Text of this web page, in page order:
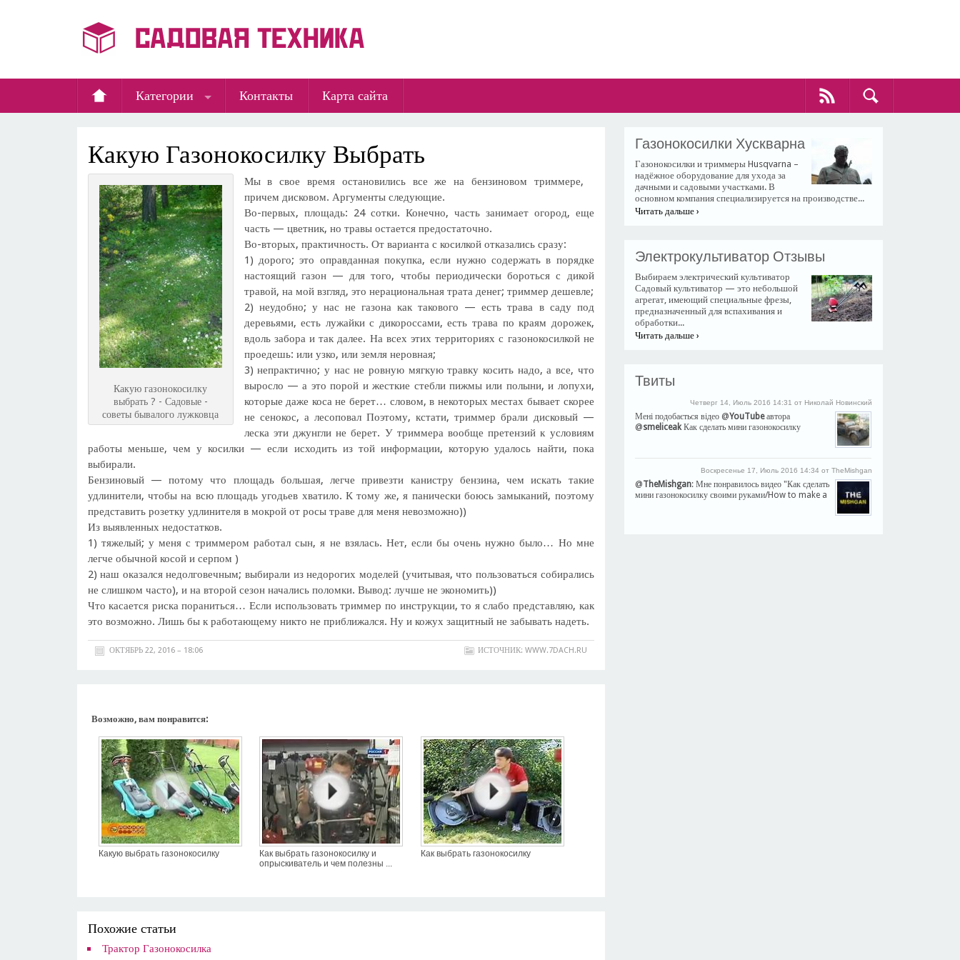
Категории Контакты Карта сайта
Какую Газонокосилку Выбрать
Какую газонокосилку
выбрать ? - Садовые -
советы бывалого лужковца
Мы в свое время остановились все же на бензиновом триммере,
причем дисковом. Аргументы следующие.
Во-первых, площадь: 24 сотки. Конечно, часть занимает огород, еще
часть — цветник, но травы остается предостаточно.
Во-вторых, практичность. От варианта с косилкой отказались сразу:
1) дорого; это оправданная покупка, если нужно содержать в порядке
настоящий газон — для того, чтобы периодически бороться с дикой
травой, на мой взгляд, это нерациональная трата денег; триммер дешевле;
2) неудобно; у нас не газона как такового — есть трава в саду под
деревьями, есть лужайки с дикороссами, есть трава по краям дорожек,
вдоль забора и так далее. На всех этих территориях с газонокосилкой не
проедешь: или узко, или земля неровная;
3) непрактично; у нас не ровную мягкую травку косить надо, а все, что
выросло — а это порой и жесткие стебли пижмы или полыни, и лопухи,
которые даже коса не берет… словом, в некоторых местах бывает скорее
не сенокос, а лесоповал Поэтому, кстати, триммер брали дисковый —
леска эти джунгли не берет. У триммера вообще претензий к условиям
работы меньше, чем у косилки — если исходить из той информации, которую удалось найти, пока
выбирали.
Бензиновый — потому что площадь большая, легче привезти канистру бензина, чем искать такие
удлинители, чтобы на всю площадь угодьев хватило. К тому же, я панически боюсь замыканий, поэтому
представить розетку удлинителя в мокрой от росы траве для меня невозможно))
Из выявленных недостатков.
1) тяжелый; у меня с триммером работал сын, я не взялась. Нет, если бы очень нужно было… Но мне
легче обычной косой и серпом )
2) наш оказался недолговечным; выбирали из недорогих моделей (учитывая, что пользоваться собирались
не слишком часто), и на второй сезон начались поломки. Вывод: лучше не экономить))
Что касается риска пораниться… Если использовать триммер по инструкции, то я слабо представляю, как
это возможно. Лишь бы к работающему никто не приближался. Ну и кожух защитный не забывать надеть.
ИСТОЧНИК: WWW.7DACH.RU
ОКТЯБРЬ 22, 2016 – 18:06
Возможно, вам понравится:
Какую выбрать газонокосилку
Как выбрать газонокосилку и
опрыскиватель и чем полезны ...
Как выбрать газонокосилку
Похожие статьи
Трактор Газонокосилка
Газонокосилки Хускварна
Газонокосилки и триммеры Husqvarna –
надёжное оборудование для ухода за
дачными и садовыми участками. В
основном компания специализируется на производстве...
Читать дальше ›
Электрокультиватор Отзывы
Выбираем электрический культиватор
Садовый культиватор — это небольшой
агрегат, имеющий специальные фрезы,
предназначенный для вспахивания и
обработки...
Читать дальше ›
Твиты
Четверг 14, Июль 2016 14:31 от Николай Новинский
Мені подобається відео @YouTubeавтора
@smeliceakКак сделать мини газонокосилку
Воскресенье 17, Июль 2016 14:34 от TheMishgan
@TheMishgan: Мне понравилось видео "Как сделать
мини газонокосилку своими руками/How to make a